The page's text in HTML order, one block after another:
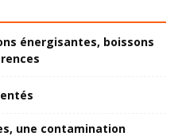
énergisantes, boissons
une contamination